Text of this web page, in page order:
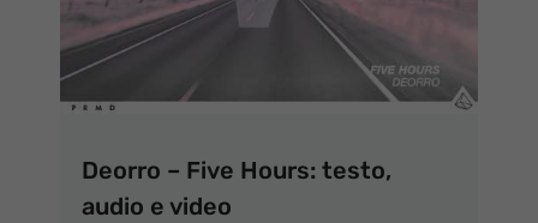
Deorro – Five Hours: testo,
audio e video